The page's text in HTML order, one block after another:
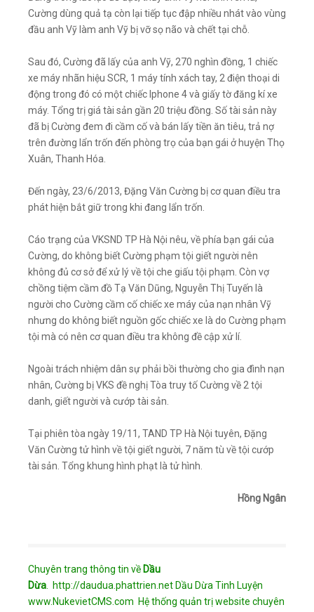
Cường dùng quả tạ còn lại tiếp tục đập nhiều nhát vào vùng
đầu anh Vỹ làm anh Vỹ bị vỡ sọ não và chết tại chỗ.
Sau đó, Cường đã lấy của anh Vỹ, 270 nghìn đồng, 1 chiếc
xe máy nhãn hiệu SCR, 1 máy tính xách tay, 2 điện thoại di
động trong đó có một chiếc Iphone 4 và giấy tờ đăng kí xe
máy. Tổng trị giá tài sản gần 20 triệu đồng. Số tài sản này
đã bị Cường đem đi cầm cố và bán lấy tiền ăn tiêu, trả nợ
trên đường lẩn trốn đến phòng trọ của bạn gái ở huyện Thọ
Xuân, Thanh Hóa.
Đến ngày, 23/6/2013, Đặng Văn Cường bị cơ quan điều tra
phát hiện bắt giữ trong khi đang lẩn trốn.
Cáo trạng của VKSND TP Hà Nội nêu, về phía bạn gái của
Cường, do không biết Cường phạm tội giết người nên
không đủ cơ sở để xử lý về tội che giấu tội phạm. Còn vợ
chồng tiệm cầm đồ Tạ Văn Dũng, Nguyễn Thị Tuyến là
người cho Cường cầm cố chiếc xe máy của nạn nhân Vỹ
nhưng do không biết nguồn gốc chiếc xe là do Cường phạm
tội mà có nên cơ quan điều tra không đề cập xử lí.
Ngoài trách nhiệm dân sự phải bồi thường cho gia đình nạn
nhân, Cường bị VKS đề nghị Tòa truy tố Cường về 2 tội
danh, giết người và cướp tài sản.
Tại phiên tòa ngày 19/11, TAND TP Hà Nội tuyên, Đặng
Văn Cường tử hình về tội giết người, 7 năm tù về tội cướp
tài sản. Tổng khung hình phạt là tử hình.
Hồng Ngân
Chuyên trang thông tin về Dầu
Dừa
http://daudua.phattrien.net Dầu Dừa Tinh Luyện
www.NukevietCMS.com Hệ thống quản trị website chuyên